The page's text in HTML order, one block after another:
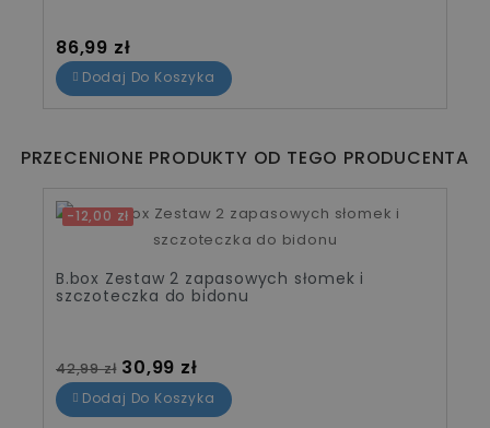
Cena
86,99 zł
Dodaj Do Koszyka
PRZECENIONE PRODUKTY OD TEGO PRODUCENTA
-12,00 zł
B.box Zestaw 2 zapasowych słomek i
szczoteczka do bidonu
Cena standardowa
42,99 zł Cena
30,99 zł
Dodaj Do Koszyka